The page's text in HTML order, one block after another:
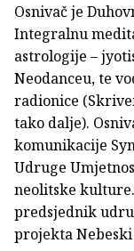
Osnivač je
Integralnu
astrologije –
Neodanceu, te
radionice
tako dalje).
komunikacije
Udruge
neolitske kulture.
predsjednik
projekta